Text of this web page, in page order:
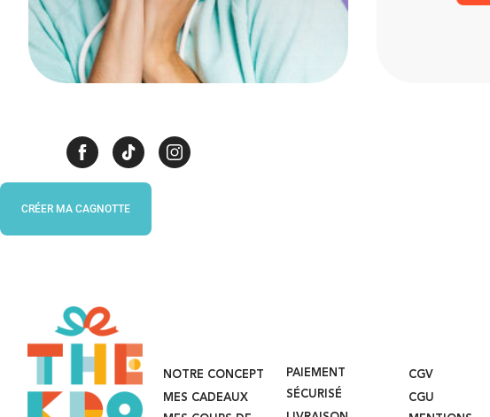
CRÉER MA CAGNOTTE
NOTRE CONCEPT
MES CADEAUX
PAIEMENT
SÉCURISÉ
CGV
CGU